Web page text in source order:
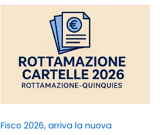
Fisco 2026, arriva la nuova